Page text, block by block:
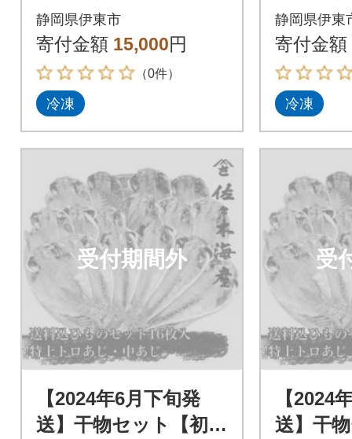
C】特トロあじ・中あ
じ各8枚 伊豆・伊東
の干物詰め合わせ
静岡県伊東市
寄付金額 15,000円
（0件）
冷凍
C】特ト
じ各8
の干物
静岡県伊東
寄付金額
冷凍
受付期間外
【2024年6月下旬発
送】干物セット【初島
受
【2024
送】干